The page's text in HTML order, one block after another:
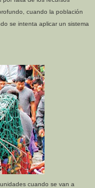
cuando la población
se intenta aplicar un sistema
cuando se van a